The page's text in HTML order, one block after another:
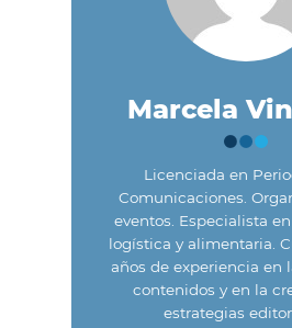
Marcela
Licenciada en
Comunicaciones.
eventos. Especialista
logística y alimentaria.
años de experiencia en
contenidos y en la
estrategias